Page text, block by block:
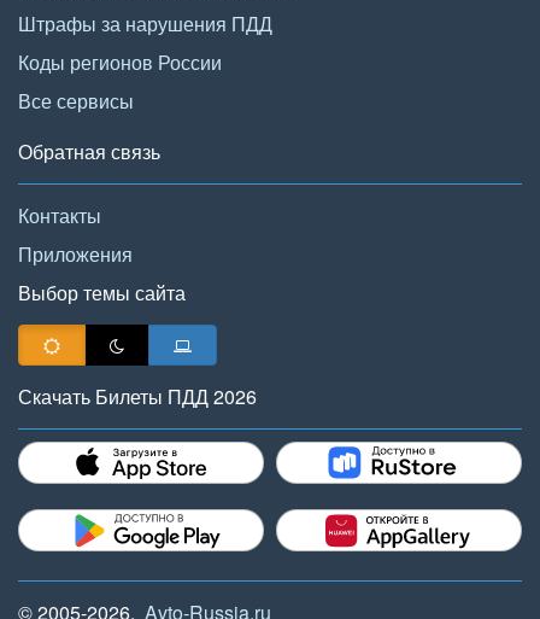
Штрафы за нарушения ПДД
Коды регионов России
Все сервисы
Обратная связь
Контакты
Приложения
Выбор темы сайта
Скачать Билеты ПДД 2026
© 2005-2026, Avto-Russia.ru